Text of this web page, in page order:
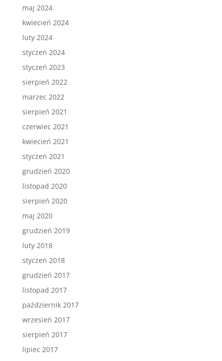
maj 2024
kwiecień 2024
luty 2024
styczeń 2024
styczeń 2023
sierpień 2022
marzec 2022
sierpień 2021
czerwiec 2021
kwiecień 2021
styczeń 2021
grudzień 2020
listopad 2020
sierpień 2020
maj 2020
grudzień 2019
luty 2018
styczeń 2018
grudzień 2017
listopad 2017
październik 2017
wrzesień 2017
sierpień 2017
lipiec 2017